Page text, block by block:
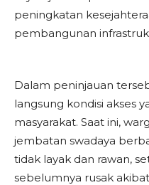
peningkatan
pembangunan
Dalam peninjauan
langsung kondisi akses
masyarakat. Saat ini,
jembatan swadaya
tidak layak dan rawan,
sebelumnya rusak